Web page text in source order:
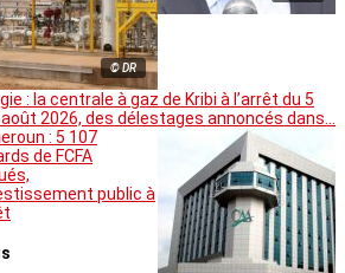
© DR
: la centrale à gaz de Kribi à l’arrêt du 5
2026, des délestages annoncés dans…
: 5 107
de FCFA
public à